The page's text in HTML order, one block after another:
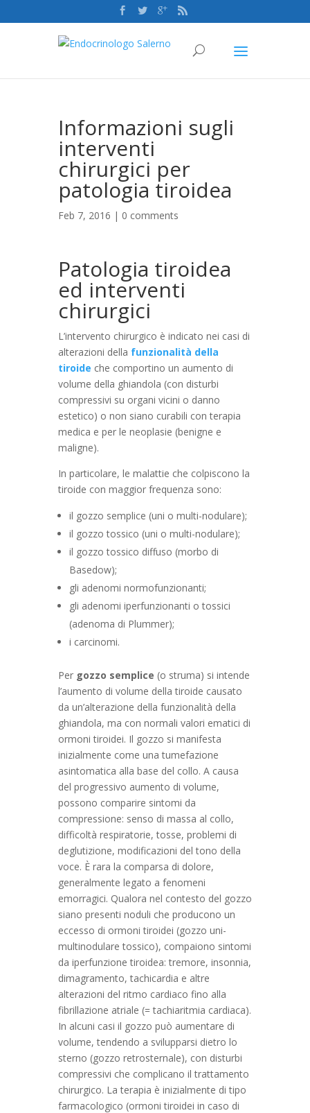
Informazioni sugli
interventi
chirurgici per
patologia tiroidea
Feb 7, 2016 | 0 comments
Patologia tiroidea
ed interventi
chirurgici
L’intervento chirurgico è indicato nei casi di
alterazioni della funzionalità della
tiroide che comportino un aumento di
volume della ghiandola (con disturbi
compressivi su organi vicini o danno
estetico) o non siano curabili con terapia
medica e per le neoplasie (benigne e
maligne).
In particolare, le malattie che colpiscono la
tiroide con maggior frequenza sono:
il gozzo semplice (uni o multi-nodulare);
il gozzo tossico (uni o multi-nodulare);
il gozzo tossico diffuso (morbo di
Basedow);
gli adenomi normofunzionanti;
gli adenomi iperfunzionanti o tossici
(adenoma di Plummer);
i carcinomi.
Per gozzo semplice (o struma) si intende
l’aumento di volume della tiroide causato
da un’alterazione della funzionalità della
ghiandola, ma con normali valori ematici di
ormoni tiroidei. Il gozzo si manifesta
inizialmente come una tumefazione
asintomatica alla base del collo. A causa
del progressivo aumento di volume,
possono comparire sintomi da
compressione: senso di massa al collo,
difficoltà respiratorie, tosse, problemi di
deglutizione, modificazioni del tono della
voce. È rara la comparsa di dolore,
generalmente legato a fenomeni
emorragici. Qualora nel contesto del gozzo
siano presenti noduli che producono un
eccesso di ormoni tiroidei (gozzo uni-
multinodulare tossico), compaiono sintomi
da iperfunzione tiroidea: tremore, insonnia,
dimagramento, tachicardia e altre
alterazioni del ritmo cardiaco fino alla
fibrillazione atriale (= tachiaritmia cardiaca).
In alcuni casi il gozzo può aumentare di
volume, tendendo a svilupparsi dietro lo
sterno (gozzo retrosternale), con disturbi
compressivi che complicano il trattamento
chirurgico. La terapia è inizialmente di tipo
farmacologico (ormoni tiroidei in caso di